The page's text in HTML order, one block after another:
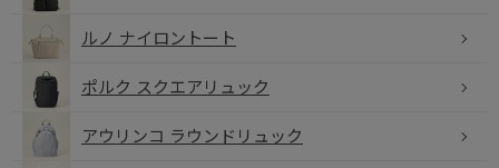
ルノ ナイロントート
ポルク スクエアリュック
アウリンコ ラウンドリュック